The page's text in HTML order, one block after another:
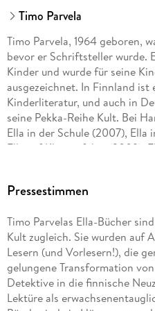
Timo Parvela
Timo Parvela, 1964 geboren,
bevor er Schriftsteller wurde.
Kinder und wurde für seine
ausgezeichnet. In Finnland
Kinderliteratur, und auch in
seine Pekka-Reihe Kult. Bei
Ella in der Schule (2007), Ella
Ella auf Klassenfahrt (2009),
Rennen (2013), Ella und der
der Nacht (2015), Ella und die
das Festkonzert (2016), Ella
(2017), Ella und der falsche
Freunde als Babysitter (2020),
Wundersmoothie (2021), Ella
Schule (2021) sowie Ellas
Pressestimmen
Timo Parvelas Ella-Bücher
Kult zugleich. Sie wurden auf
Lesern (und Vorlesern!), die
gelungene Transformation
Detektive in die finnische
Lektüre als